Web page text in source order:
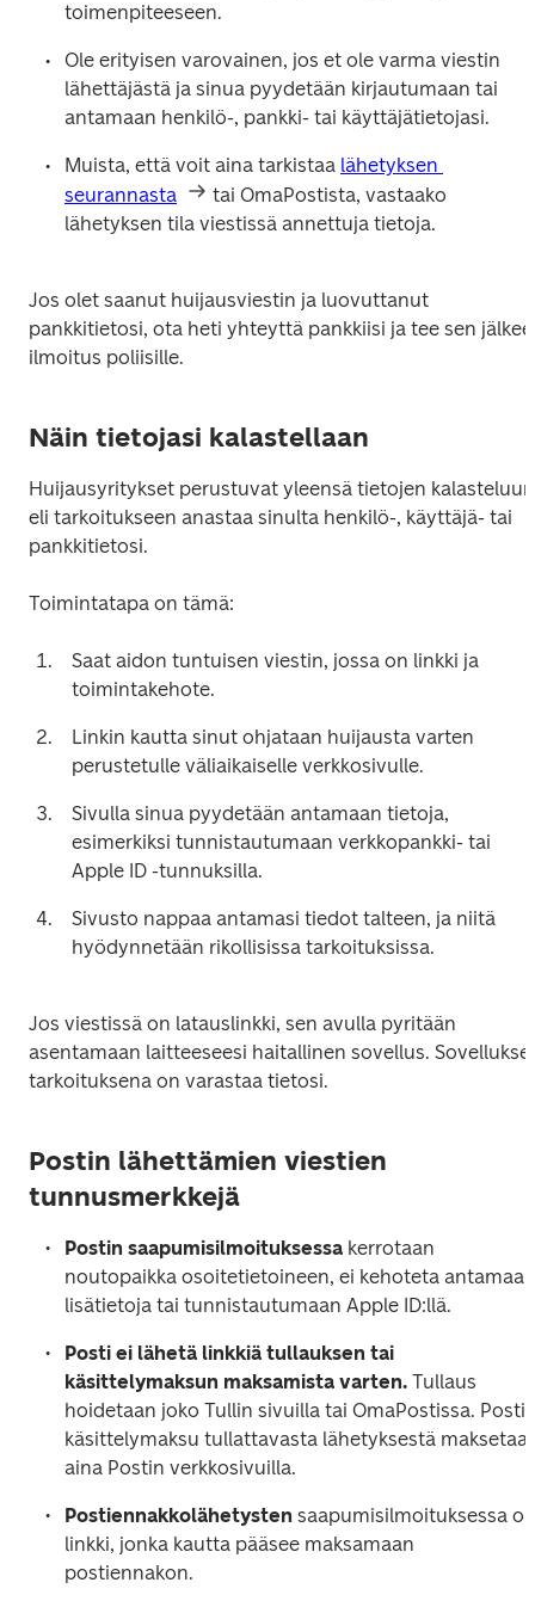
toimenpiteeseen.
Ole erityisen varovainen, jos et ole varma viestin
lähettäjästä ja sinua pyydetään kirjautumaan tai
antamaan henkilö-, pankki- tai käyttäjätietojasi.
Muista, että voit aina tarkistaa lähetyksen
seurannasta
tai OmaPostista, vastaako
lähetyksen tila viestissä annettuja tietoja.
Jos olet saanut huijausviestin ja luovuttanut
pankkitietosi, ota heti yhteyttä pankkiisi ja tee sen
ilmoitus poliisille.
Näin tietojasi kalastellaan
Huijausyritykset perustuvat yleensä tietojen kalasteluun
eli tarkoitukseen anastaa sinulta henkilö-, käyttäjä- tai
pankkitietosi.
Toimintatapa on tämä:
Saat aidon tuntuisen viestin, jossa on linkki ja
toimintakehote.
Linkin kautta sinut ohjataan huijausta varten
perustetulle väliaikaiselle verkkosivulle.
Sivulla sinua pyydetään antamaan tietoja,
esimerkiksi tunnistautumaan verkkopankki- tai
Apple ID -tunnuksilla.
Sivusto nappaa antamasi tiedot talteen, ja niitä
hyödynnetään rikollisissa tarkoituksissa.
Jos viestissä on latauslinkki, sen avulla pyritään
asentamaan laitteeseesi haitallinen sovellus.
tarkoituksena on varastaa tietosi.
Postin lähettämien viestien
tunnusmerkkejä
Postin saapumisilmoituksessa kerrotaan
noutopaikka osoitetietoineen, ei kehoteta antamaan
lisätietoja tai tunnistautumaan Apple ID:llä.
Posti ei lähetä linkkiä tullauksen tai
käsittelymaksun maksamista varten. Tullaus
hoidetaan joko Tullin sivuilla tai OmaPostissa.
käsittelymaksu tullattavasta lähetyksestä
aina Postin verkkosivuilla.
Postiennakkolähetysten saapumisilmoituksessa on
linkki, jonka kautta pääsee maksamaan
postiennakon.